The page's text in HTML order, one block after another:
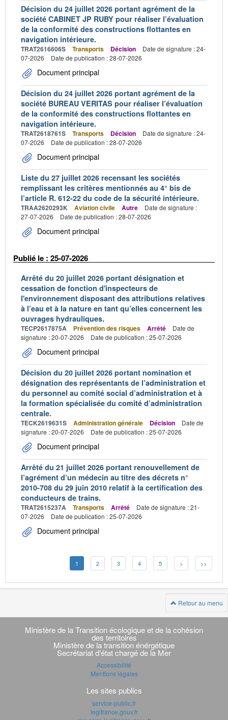
Décision du 24 juillet 2026 portant agrément de la
société CABINET JP RUBY pour réaliser l’évaluation
de la conformité des constructions flottantes en
navigation intérieure.
TRAT2616606S Transports Décision
Date de signature : 24-
07-2026
Date de publication : 28-07-2026
Document principal
Décision du 24 juillet 2026 portant agrément de la
société BUREAU VERITAS pour réaliser l’évaluation
de la conformité des constructions flottantes en
navigation intérieure.
TRAT2618761S Transports Décision
Date de signature : 24-
07-2026
Date de publication : 28-07-2026
Document principal
Liste du 27 juillet 2026 recensant les sociétés
remplissant les critères mentionnés au 4° bis de
l’article R. 612-22 du code de la sécurité intérieure.
TRAA2620293K Aviation civile Autre
Date de signature :
27-07-2026
Date de publication : 28-07-2026
Document principal
Publié le : 25-07-2026
Arrêté du 20 juillet 2026 portant désignation et
cessation de fonction d'inspecteurs de
l'environnement disposant des attributions relatives
à l’eau et à la nature en tant qu’elles concernent les
ouvrages hydrauliques.
TECP2617875A Prévention des risques Arrêté
Date de
signature : 20-07-2026
Date de publication : 25-07-2026
Document principal
Décision du 20 juillet 2026 portant nomination et
désignation des représentants de l’administration et
du personnel au comité social d’administration et à
la formation spécialisée du comité d’administration
centrale.
TECK2619631S Administration générale Décision
Date de
signature : 20-07-2026
Date de publication : 25-07-2026
Document principal
Arrêté du 21 juillet 2026 portant renouvellement de
l’agrément d’un médecin au titre des décrets n°
2010-708 du 29 juin 2010 relatif à la certification des
conducteurs de trains.
TRAT2615237A Transports Arrêté
Date de signature : 21-
07-2026
Date de publication : 25-07-2026
Document principal
1 2 3 4 5 > >>
Retour au menu
Navigation
transverse
Ministère de la Transition écologique et de la cohésion
des territoires
Ministère de la transition énérgétique
Secrétariat d'état chargé de la Mer
Accessibilité
Mentions légales
Les sites publics
service-public.fr
legifrance.gouv.fr